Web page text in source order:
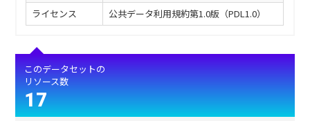
ライセンス 公共データ利用規約第1.0版（PDL1.0）
このデータセットの
リソース数
17